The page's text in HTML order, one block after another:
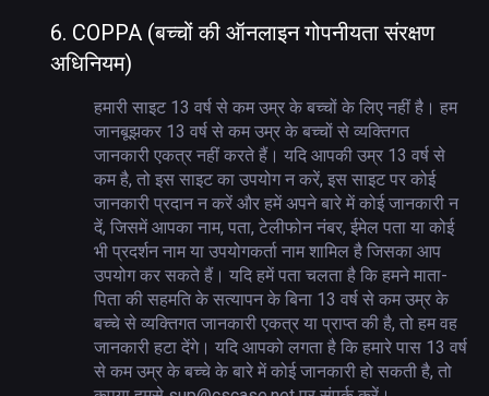
6. COPPA (बच्चों की ऑनलाइन गोपनीयता संरक्षण
अधिनियम)
हमारी साइट 13 वर्ष से कम उम्र के बच्चों के लिए नहीं है। हम
जानबूझकर 13 वर्ष से कम उम्र के बच्चों से व्यक्तिगत
जानकारी एकत्र नहीं करते हैं। यदि आपकी उम्र 13 वर्ष से
कम है, तो इस साइट का उपयोग न करें, इस साइट पर कोई
जानकारी प्रदान न करें और हमें अपने बारे में कोई जानकारी न
दें, जिसमें आपका नाम, पता, टेलीफोन नंबर, ईमेल पता या कोई
भी प्रदर्शन नाम या उपयोगकर्ता नाम शामिल है जिसका आप
उपयोग कर सकते हैं। यदि हमें पता चलता है कि हमने माता-
पिता की सहमति के सत्यापन के बिना 13 वर्ष से कम उम्र के
बच्चे से व्यक्तिगत जानकारी एकत्र या प्राप्त की है, तो हम वह
जानकारी हटा देंगे। यदि आपको लगता है कि हमारे पास 13 वर्ष
से कम उम्र के बच्चे के बारे में कोई जानकारी हो सकती है, तो